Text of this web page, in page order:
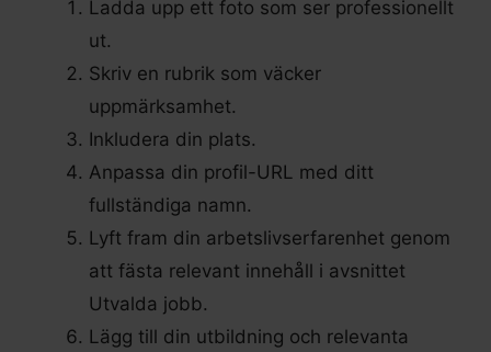
Ladda upp ett foto som ser professionellt
ut.
Skriv en rubrik som väcker
uppmärksamhet.
Inkludera din plats.
Anpassa din profil-URL med ditt
fullständiga namn.
Lyft fram din arbetslivserfarenhet genom
att fästa relevant innehåll i avsnittet
Utvalda jobb.
Lägg till din utbildning och relevanta